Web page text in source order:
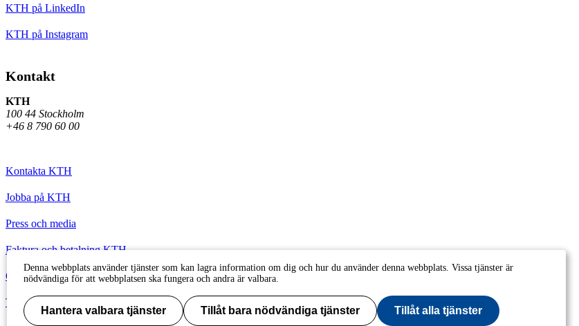
KTH på LinkedIn
KTH på Instagram
Kontakt
KTH
100 44 Stockholm
+46 8 790 60 00
Kontakta KTH
Jobba på KTH
Press och media
Faktura och betalning KTH
Om KTH:s webbplatser
Tillgänglighetsredogörelse
Denna webbplats använder tjänster som kan lagra information om dig och hur du använder denna webbplats. Vissa tjänster är
nödvändiga för att webbplatsen ska fungera och andra är valbara.
Hantera valbara tjänster Tillåt bara nödvändiga tjänster Tillåt alla tjänster